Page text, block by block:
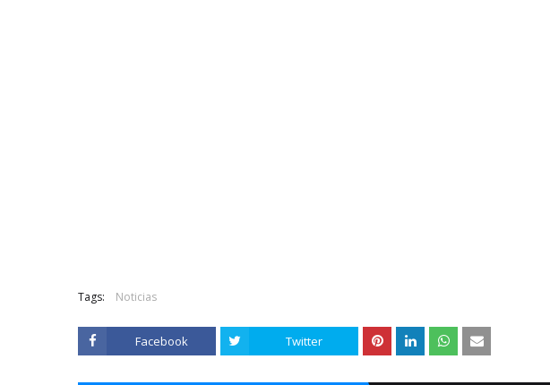
Tags: Noticias
Facebook Twitter